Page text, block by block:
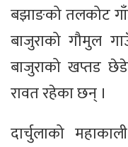
बझाङको तलकोट
बाजुराको गौमुल
बाजुराको खप्तड
रावत रहेका छन् ।
दार्चुलाको